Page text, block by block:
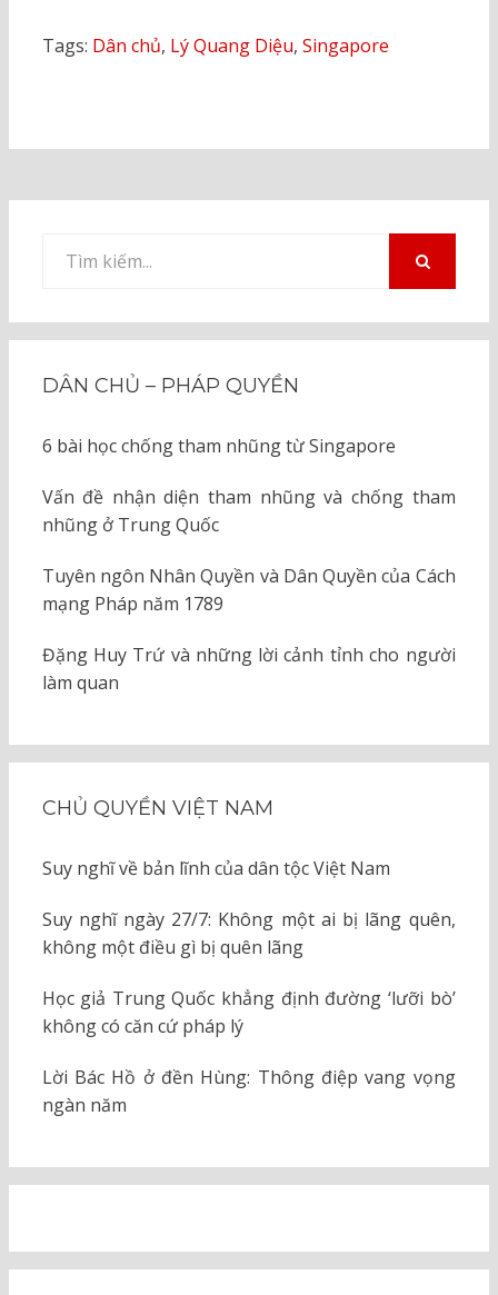
Tags: Dân chủ, Lý Quang Diệu, Singapore
kiếm
DÂN CHỦ – PHÁP QUYỀN
6 bài học chống tham nhũng từ Singapore
Vấn đề nhận diện tham nhũng và chống tham
nhũng ở Trung Quốc
Tuyên ngôn Nhân Quyền và Dân Quyền của Cách
mạng Pháp năm 1789
Đặng Huy Trứ và những lời cảnh tỉnh cho người
làm quan
CHỦ QUYỀN VIỆT NAM
Suy nghĩ về bản lĩnh của dân tộc Việt Nam
Suy nghĩ ngày 27/7: Không một ai bị lãng quên,
không một điều gì bị quên lãng
Học giả Trung Quốc khẳng định đường ‘lưỡi bò’
không có căn cứ pháp lý
Lời Bác Hồ ở đền Hùng: Thông điệp vang vọng
ngàn năm